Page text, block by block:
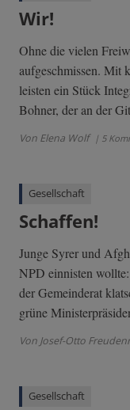
Wir!
Ohne die vielen
aufgeschmissen. Mit
leisten ein Stück
Bohner, der an der
Von Elena Wolf | 5
Gesellschaft
Schaffen!
Junge Syrer und
NPD einnisten
der Gemeinderat
grüne
Von Josef-Otto
Gesellschaft